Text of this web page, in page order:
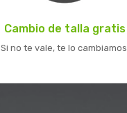
Cambio de talla gratis
Si no te vale, te lo cambiamos.